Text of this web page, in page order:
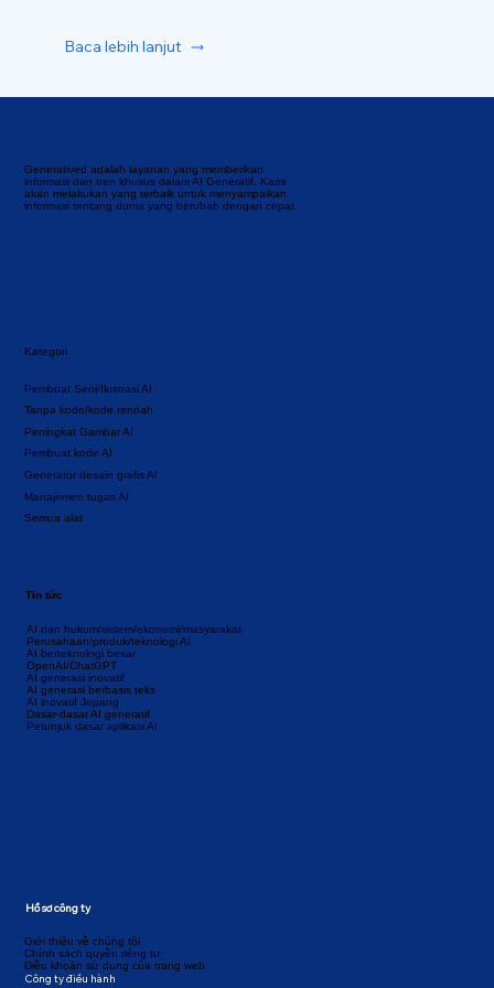
Generatived adalah layanan yang memberikan
informasi dan tren khusus dalam AI Generatif. Kami
akan melakukan yang terbaik untuk menyampaikan
informasi tentang dunia yang berubah dengan cepat.
Kategori
Semua alat
Manajemen tugas AI
Generator desain grafis AI
Tanpa kode/kode rendah
Pembuat kode AI
Peningkat Gambar AI
Pembuat Seni/Ilustrasi AI
AI dan hukum/sistem/ekonomi/masyarakat
Perusahaan/produk/teknologi AI
AI berteknologi besar
OpenAI/ChatGPT
AI generasi inovatif
AI generasi berbasis teks
AI inovatif Jepang
Dasar-dasar AI generatif
Petunjuk dasar aplikasi AI
Tin tức
Giới thiệu về chúng tôi
Chính sách quyền riêng tư
Điều khoản sử dụng của trang web
Công ty điều hành
Hồ sơ công ty
Baca lebih lanjut